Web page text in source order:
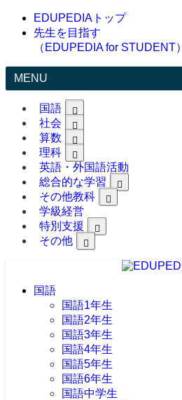
EDUPEDIAトップ
先生を目指す
（EDUPEDIA for STUDENT）
MENU
国語
社会
算数
理科
英語・外国語活動
総合的な学習
その他教科
学級経営
特別支援
その他
国語
国語1年生
国語2年生
国語3年生
国語4年生
国語5年生
国語6年生
国語中学生